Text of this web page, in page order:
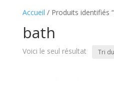
Accueil / Produits identifiés
bath
Voici le seul résultat